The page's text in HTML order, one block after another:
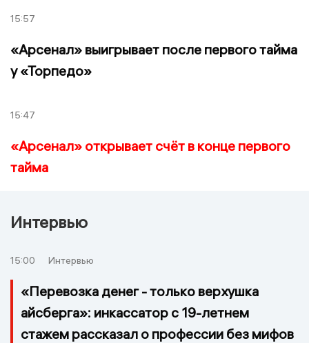
15:57
«Арсенал» выигрывает после первого тайма
у «Торпедо»
15:47
«Арсенал» открывает счёт в конце первого
тайма
Интервью
15:00 Интервью
«Перевозка денег - только верхушка
айсберга»: инкассатор с 19-летнем
стажем рассказал о профессии без мифов